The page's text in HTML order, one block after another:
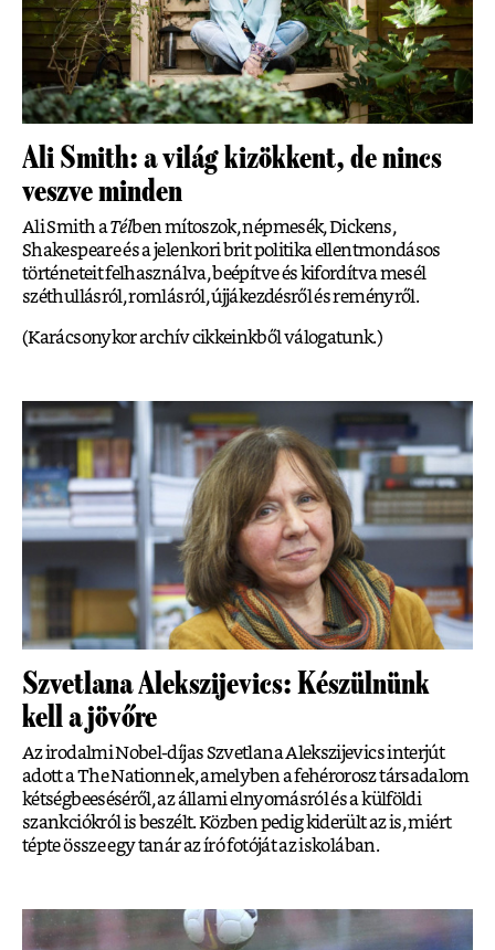
Ali Smith: a világ kizökkent, de nincs
veszve minden
Ali Smith aTélben mítoszok, népmesék, Dickens,
Shakespeare és a jelenkori brit politika ellentmondásos
történeteit felhasználva, beépítve és kifordítva mesél
széthullásról, romlásról, újjákezdésről és reményről.
(Karácsonykor archív cikkeinkből válogatunk.)
Szvetlana Alekszijevics: Készülnünk
kell a jövőre
Az irodalmi Nobel-díjas Szvetlana Alekszijevics interjút
adott a The Nationnek, amelyben a fehérorosz társadalom
kétségbeeséséről, az állami elnyomásról és a külföldi
szankciókról is beszélt. Közben pedig kiderült az is, miért
tépte össze egy tanár az író fotóját az iskolában.